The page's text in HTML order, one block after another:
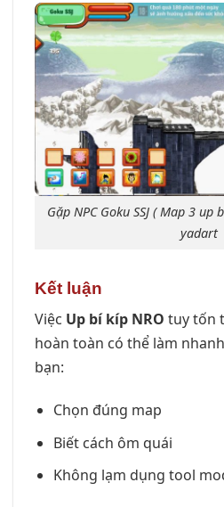
Gặp NPC Goku SSJ ( Map 3
yadart
Kết luận
Việc Up bí kíp NRO tuy tốn
hoàn toàn có thể làm
bạn:
Chọn đúng map
Biết cách ôm quái
Không lạm dụng tool